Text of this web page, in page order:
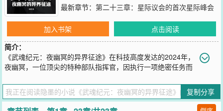
最新章节： 第二十三章：星际议会的首次星际峰会
加入书架
点击阅读
简介：
《武魂纪元：夜幽冥的异界征途》在科技高度发达的2024年，
夜幽冥，一位顶尖的特种部队指挥官，因执行一项绝密任务而
个世界，以武魂为尊，强者为王，人们觉醒武魂，修炼魂力，以武止
戈，守护家园。夜幽冥醒来之时，发现自己不仅身处未知之地，更惊
人的是，他发现自己竟然也拥有了觉醒武魂的能力。在这个强者林立
复制分享